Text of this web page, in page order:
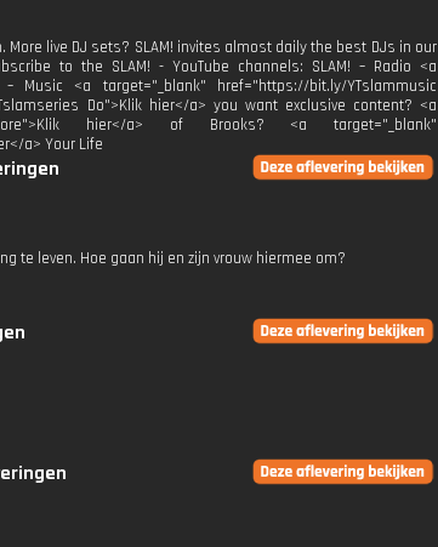
live DJ sets? SLAM! invites almost daily the best DJs in our
to the SLAM! - YouTube channels: SLAM! – Radio <a
Music <a target="_blank" href="https://bit.ly/YTslammusic
Do">Klik hier</a> you want exclusive content? <a
More">Klik hier</a> of Brooks? <a target="_blank"
a> Your Life
te leven. Hoe gaan hij en zijn vrouw hiermee om?